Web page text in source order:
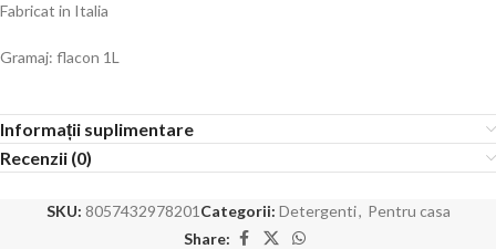
Fabricat in Italia
Gramaj: flacon 1L
Informații suplimentare
Recenzii (0)
SKU: 8057432978201 Categorii: Detergenti, Pentru casa
Share: